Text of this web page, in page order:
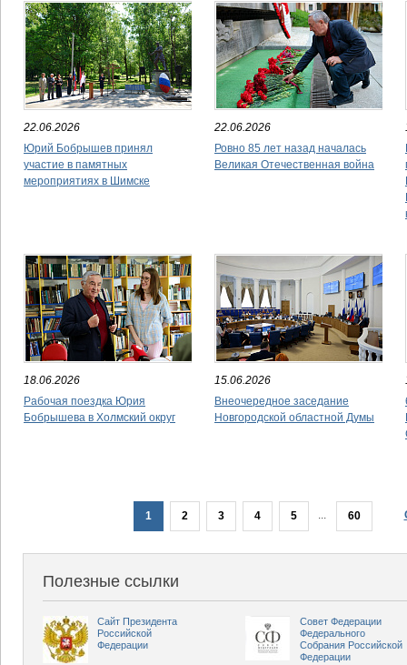
22.06.2026
Юрий Бобрышев принял
участие в памятных
мероприятиях в Шимске
22.06.2026
Ровно 85 лет назад началась
Великая Отечественная война
18.06.2026
Рабочая поездка Юрия
Бобрышева в Холмский округ
15.06.2026
Внеочередное заседание
Новгородской областной Думы
1 2 3 4 5 ... 60
Полезные ссылки
Сайт Президента
Российской
Федерации
Совет Федерации
Федерального
Собрания Российской
Федерации